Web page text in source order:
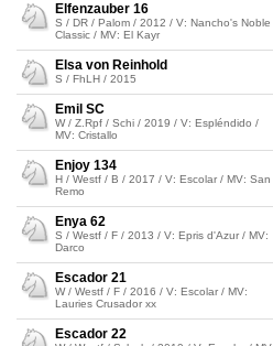
Elfenzauber 16
S / DR / Palom / 2012 / V: Nancho's Noble
Classic / MV: El Kayr
Elsa von Reinhold
S / FhLH / 2015
Emil SC
W / Z.Rpf / Schi / 2019 / V: Espléndido /
MV: Cristallo
Enjoy 134
H / Westf / B / 2017 / V: Escolar / MV: San
Remo
Enya 62
S / Westf / F / 2013 / V: Epris d'Azur / MV:
Darco
Escador 21
W / Westf / F / 2016 / V: Escolar / MV:
Lauries Crusador xx
Escador 22